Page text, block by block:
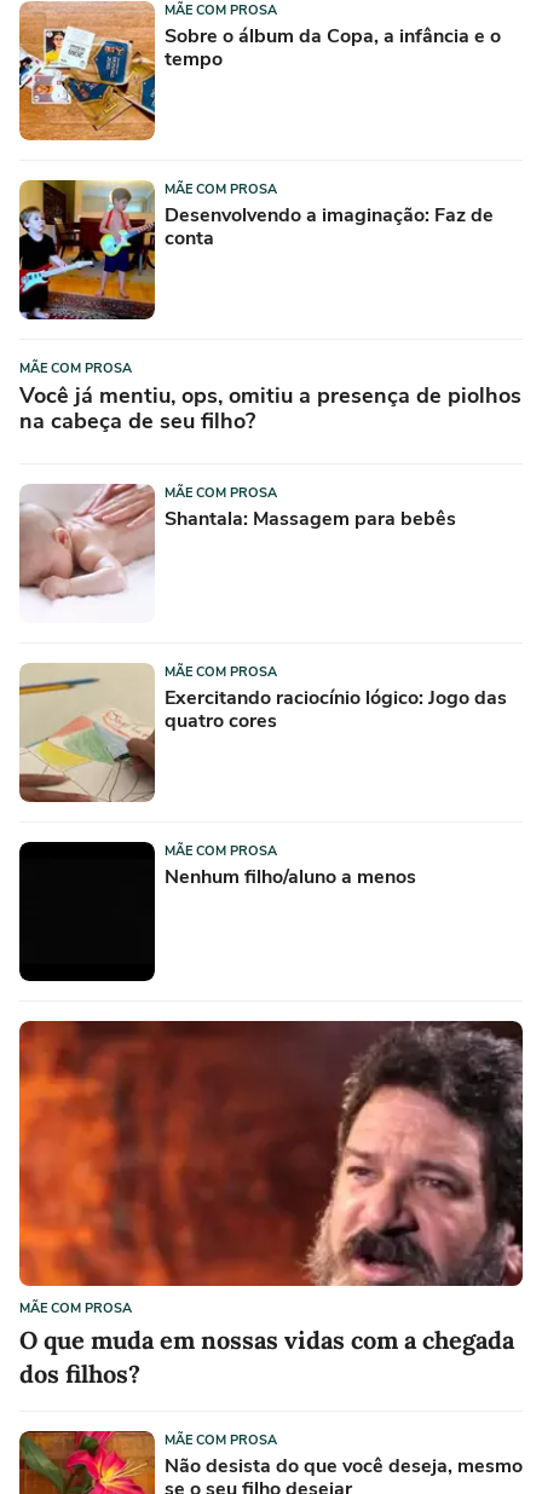
MÃE COM PROSA
Sobre o álbum da Copa, a infância e o
tempo
MÃE COM PROSA
Desenvolvendo a imaginação: Faz de
conta
MÃE COM PROSA
Você já mentiu, ops, omitiu a presença de piolhos
na cabeça de seu filho?
MÃE COM PROSA
Shantala: Massagem para bebês
MÃE COM PROSA
Exercitando raciocínio lógico: Jogo das
quatro cores
MÃE COM PROSA
Nenhum filho/aluno a menos
MÃE COM PROSA
O que muda em nossas vidas com a chegada
dos filhos?
MÃE COM PROSA
Não desista do que você deseja, mesmo
se o seu filho desejar